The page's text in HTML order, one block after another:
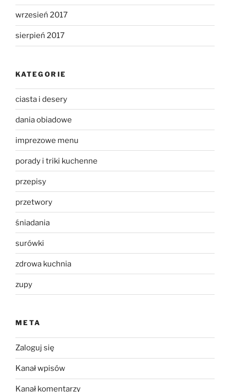
wrzesień 2017
sierpień 2017
KATEGORIE
ciasta i desery
dania obiadowe
imprezowe menu
porady i triki kuchenne
przepisy
przetwory
śniadania
surówki
zdrowa kuchnia
zupy
META
Zaloguj się
Kanał wpisów
Kanał komentarzy